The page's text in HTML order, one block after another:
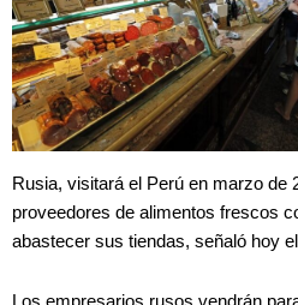
Rusia, visitará el Perú en marzo de
proveedores de alimentos frescos
abastecer sus tiendas, señaló hoy
Los empresarios rusos vendrán